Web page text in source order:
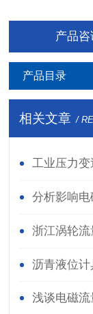
产品咨
产品目录
相关文章 /
工业压力
分析影响
浙江涡轮
沥青液位
浅谈电磁